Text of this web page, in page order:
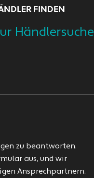
FINDEN
Händlersuche
zu beantworten.
aus, und wir
Ansprechpartnern.